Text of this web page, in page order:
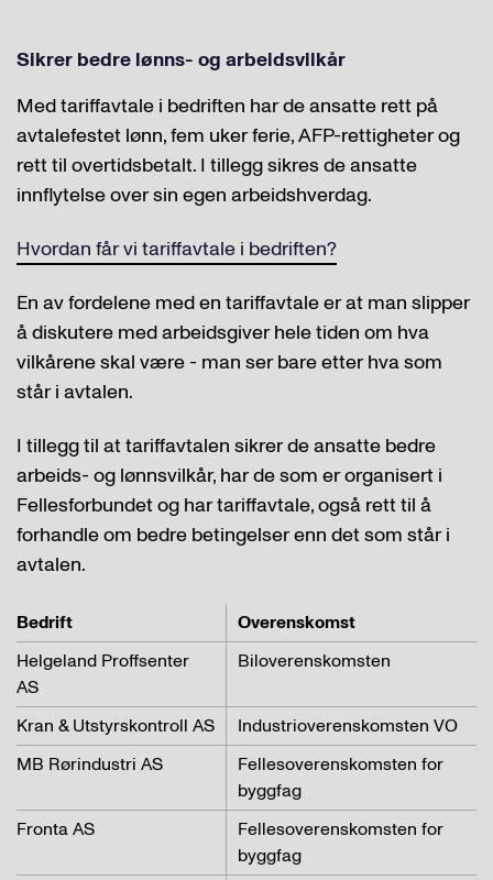
Sikrer bedre lønns- og arbeidsvilkår
Med tariffavtale i bedriften har de ansatte rett på
avtalefestet lønn, fem uker ferie, AFP-rettigheter og
rett til overtidsbetalt. I tillegg sikres de ansatte
innflytelse over sin egen arbeidshverdag.
Hvordan får vi tariffavtale i bedriften?
En av fordelene med en tariffavtale er at man slipper
å diskutere med arbeidsgiver hele tiden om hva
vilkårene skal være - man ser bare etter hva som
står i avtalen.
I tillegg til at tariffavtalen sikrer de ansatte bedre
arbeids- og lønnsvilkår, har de som er organisert i
Fellesforbundet og har tariffavtale, også rett til å
forhandle om bedre betingelser enn det som står i
avtalen.
Bedrift
Overenskomst
Helgeland Proffsenter
AS
Biloverenskomsten
Kran & Utstyrskontroll AS
Industrioverenskomsten VO
MB Rørindustri AS
Fellesoverenskomsten for
byggfag
Fronta AS
Fellesoverenskomsten for
byggfag